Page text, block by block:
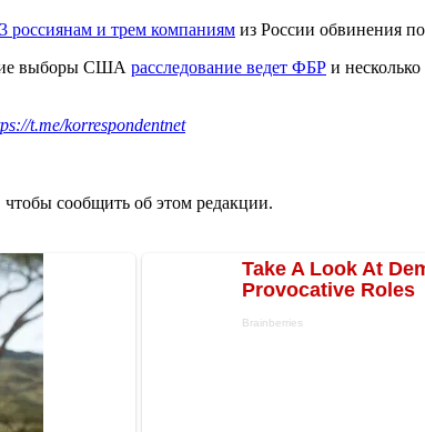
россиянам и трем компаниям из России обвинения
выборы США расследование ведет ФБР и
t.me/korrespondentnet
сообщить об этом редакции.